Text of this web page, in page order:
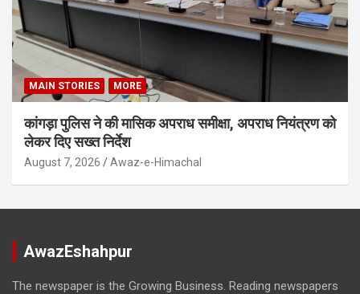
MAIN STORIES MORE
कांगड़ा पुलिस ने की मासिक अपराध समीक्षा, अपराध नियंत्रण को
लेकर दिए सख्त निर्देश
August 7, 2026 Awaz-e-Himachal
AwazEshahpur
The newspaper is the Growing Business. Reading newspapers